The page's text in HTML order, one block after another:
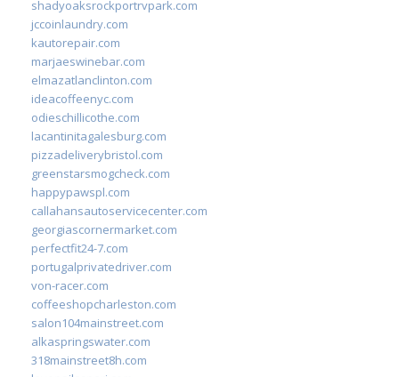
shadyoaksrockportrvpark.com
jccoinlaundry.com
kautorepair.com
marjaeswinebar.com
elmazatlanclinton.com
ideacoffeenyc.com
odieschillicothe.com
lacantinitagalesburg.com
pizzadeliverybristol.com
greenstarsmogcheck.com
happypawspl.com
callahansautoservicecenter.com
georgiascornermarket.com
perfectfit24-7.com
portugalprivatedriver.com
von-racer.com
coffeeshopcharleston.com
salon104mainstreet.com
alkaspringswater.com
318mainstreet8h.com